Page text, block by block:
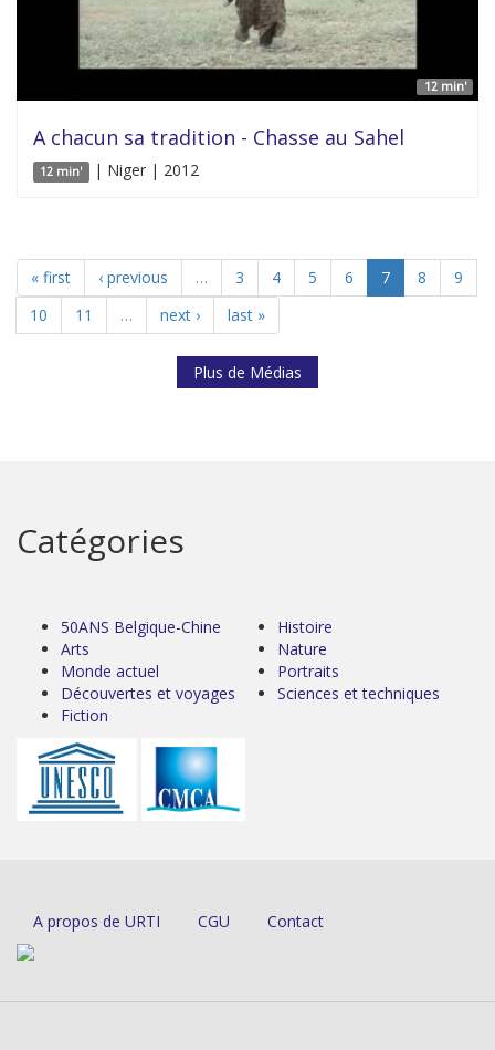
12 min'
A chacun sa tradition - Chasse au Sahel
12 min' | Niger | 2012
« first ‹ previous … 3 4 5 6 7 8
9
10
11 … next › last »
Plus de Médias
Catégories
50ANS Belgique-Chine
Arts
Monde actuel
Découvertes et voyages
Fiction
Histoire
Nature
Portraits
Sciences et techniques
A propos de URTI CGU Contact